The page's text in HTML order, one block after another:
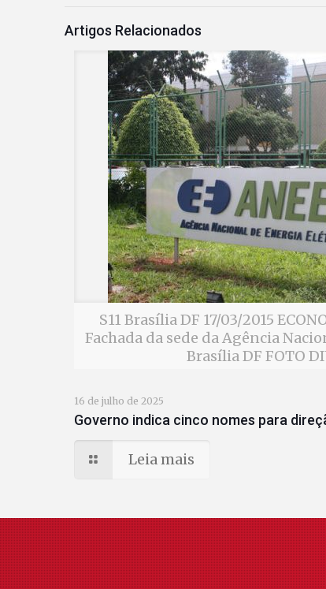
Artigos Relacionados
S11 Brasília DF 17/03/2015
Fachada da sede da Agência
Brasília DF FOTO
16 de julho de 2025
Governo indica cinco nomes para
Leia mais